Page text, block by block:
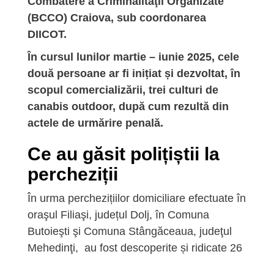
(BCCO) Craiova, sub coordonarea
DIICOT.
În cursul lunilor martie – iunie 2025, cele
două persoane ar fi inițiat și dezvoltat, în
scopul comercializării, trei culturi de
canabis outdoor, după cum rezultă din
actele de urmărire penală.
Ce au găsit polițiștii la
percheziții
În urma perchezițiilor domiciliare efectuate în
oraşul Filiaşi, județul Dolj, în Comuna
Butoieşti şi Comuna Stângăceaua, judeţul
Mehedinţi, au fost descoperite și ridicate 26